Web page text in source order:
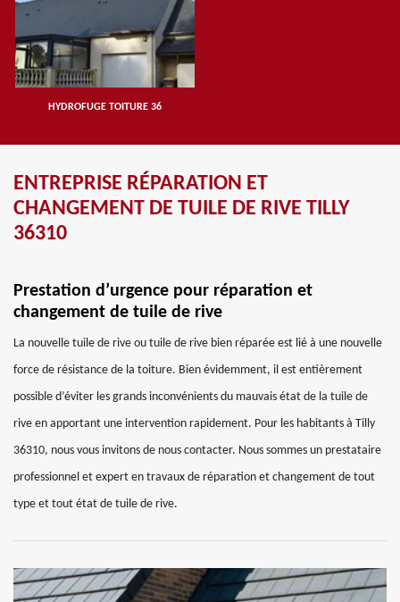
HYDROFUGE TOITURE 36
ENTREPRISE RÉPARATION ET
CHANGEMENT DE TUILE DE RIVE TILLY
36310
Prestation d’urgence pour réparation et
changement de tuile de rive
La nouvelle tuile de rive ou tuile de rive bien réparée est lié à une nouvelle
force de résistance de la toiture. Bien évidemment, il est entièrement
possible d’éviter les grands inconvénients du mauvais état de la tuile de
rive en apportant une intervention rapidement. Pour les habitants à Tilly
36310, nous vous invitons de nous contacter. Nous sommes un prestataire
professionnel et expert en travaux de réparation et changement de tout
type et tout état de tuile de rive.